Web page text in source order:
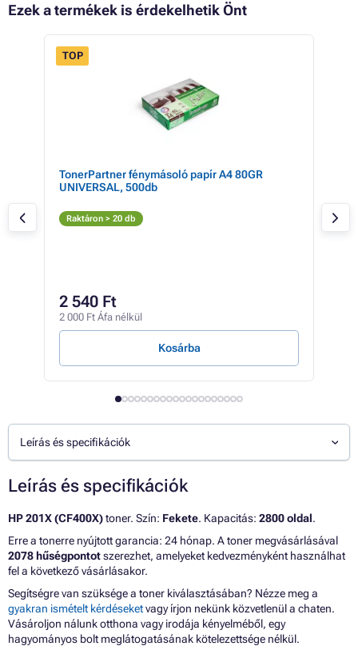
Ezek a termékek is érdekelhetik Önt
TOP
TonerPartner fénymásoló papír A4 80GR
UNIVERSAL, 500db
Raktáron > 20 db
2 540 Ft
2 000 Ft Áfa nélkül
Kosárba
Leírás és specifikációk
Leírás és specifikációk
HP 201X (CF400X)toner. Szín: Fekete. Kapacitás: 2800 oldal.
Erre a tonerre nyújtott garancia: 24 hónap. A toner megvásárlásával
2078 hűségpontotszerezhet, amelyeket kedvezményként használhat
fel a következő vásárlásakor.
Segítségre van szüksége a toner kiválasztásában? Nézze meg a
gyakran ismételt kérdéseketvagy írjon nekünk közvetlenül a chaten.
Vásároljon nálunk otthona vagy irodája kényelméből, egy
hagyományos bolt meglátogatásának kötelezettsége nélkül.